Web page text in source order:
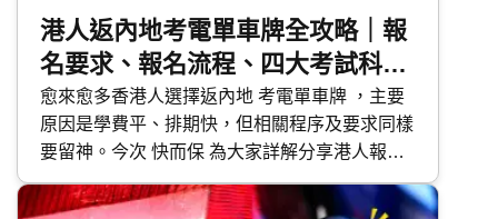
港人返內地考電單車牌全攻略｜報
名要求、報名流程、四大考試科
目、注意事項｜內地車牌轉香港牌
需知
愈來愈多香港人選擇返內地 考電單車牌 ，主要
原因是學費平、排期快，但相關程序及要求同樣
要留神。今次 快而保 為大家詳解分享港人報名
資格、內地駕駛證四大考試科目、代辦流程、轉
回香港牌等常見問題及實戰注意事項。